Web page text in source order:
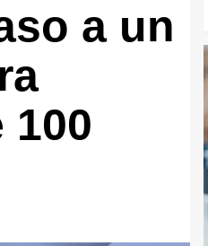
a un
100